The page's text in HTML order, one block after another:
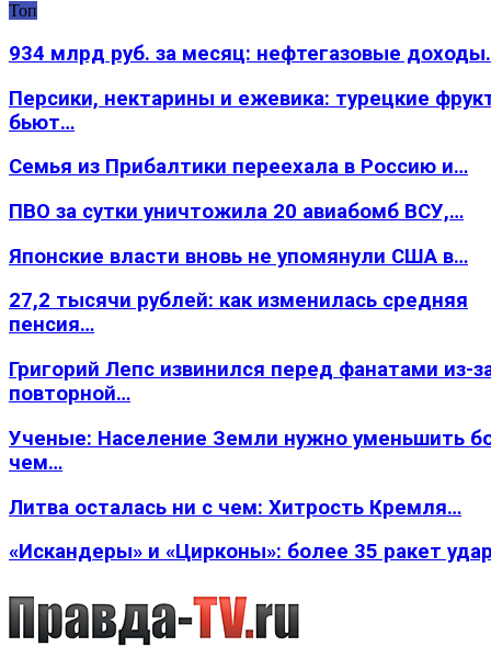
Топ
934 млрд руб. за месяц: нефтегазовые
Персики, нектарины и ежевика: турецкие
бьют…
Семья из Прибалтики переехала в Россию и…
ПВО за сутки уничтожила 20 авиабомб ВСУ,…
Японские власти вновь не упомянули США в…
27,2 тысячи рублей: как изменилась средняя
пенсия…
Григорий Лепс извинился перед фанатами из-
повторной…
Ученые: Население Земли нужно уменьшить
чем…
Литва осталась ни с чем: Хитрость Кремля…
«Искандеры» и «Цирконы»: более 35 ракет